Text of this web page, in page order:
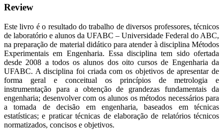
Review
Este livro é o resultado do trabalho de diversos professores, técnicos
de laboratório e alunos da UFABC – Universidade Federal do ABC,
na preparação de material didático para atender à disciplina Métodos
Experimentais em Engenharia. Essa disciplina tem sido ofertada
desde 2008 a todos os alunos dos oito cursos de Engenharia da
UFABC. A disciplina foi criada com os objetivos de apresentar de
forma geral e conceitual os princípios de metrologia e
instrumentação para a obtenção de grandezas fundamentais da
engenharia; desenvolver com os alunos os métodos necessários para
a tomada de decisão em engenharia, baseados em técnicas
estatísticas; e praticar técnicas de elaboração de relatórios técnicos
normatizados, concisos e objetivos.